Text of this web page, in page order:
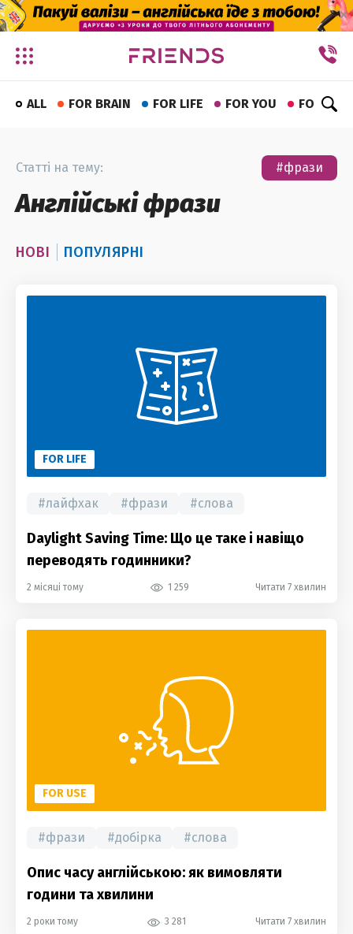
✕
ALL FOR BRAIN FOR LIFE FOR YOU FOR FUN
Статті на тему: #фрази
Англійські фрази
НОВІ ПОПУЛЯРНІ
FOR LIFE
#лайфхак #фрази #слова
Daylight Saving Time: Що це таке і навіщо
переводять годинники?
2 місяці тому 1 259 Читати 7 хвилин
FOR USE
#фрази #добірка #слова
Опис часу англійською: як вимовляти
години та хвилини
2 роки тому 3 281 Читати 7 хвилин